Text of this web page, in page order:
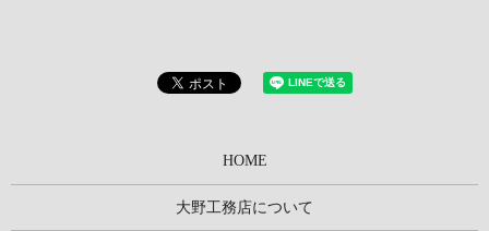
HOME
大野工務店について